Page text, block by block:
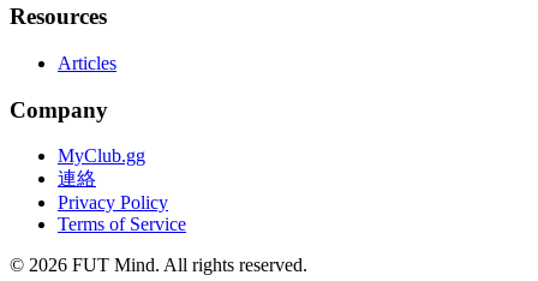
Resources
Articles
Company
MyClub.gg
連絡
Privacy Policy
Terms of Service
© 2026 FUT Mind. All rights reserved.